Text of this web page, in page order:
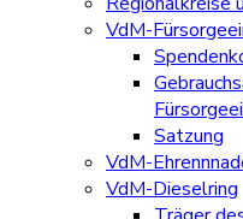
VdM-
Satzung
VdM-
VdM-Dieselring